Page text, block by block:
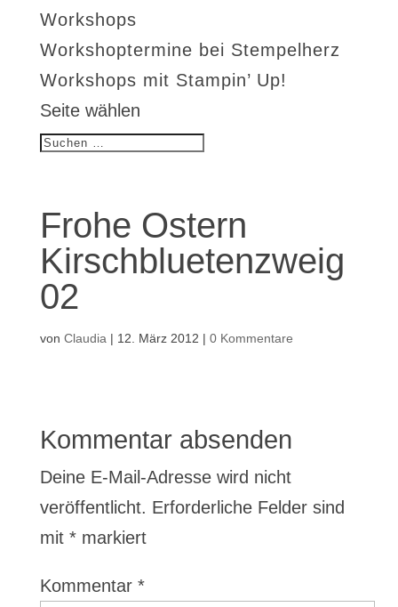
Workshops
Workshoptermine bei Stempelherz
Workshops mit Stampin’ Up!
Seite wählen
Frohe Ostern
Kirschbluetenzweig
02
von Claudia | 12. März 2012 | 0 Kommentare
Kommentar absenden
Deine E-Mail-Adresse wird nicht
veröffentlicht. Erforderliche Felder sind
mit *markiert
Kommentar *